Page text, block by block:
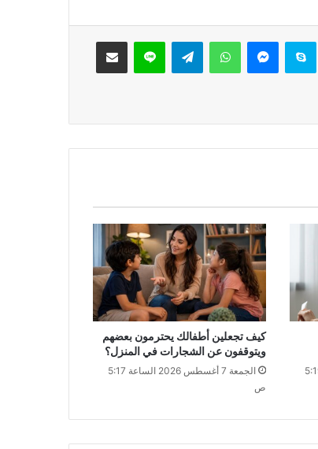
سكايب واتساب لاين
2026 الساعة 5:19
كيف تجعلين أطفالك يحترمون بعضهم
ويتوقفون عن الشجارات في المنزل؟
الجمعة 7 أغسطس 2026 الساعة 5:17
ص